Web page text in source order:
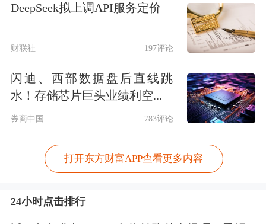
DeepSeek拟上调API服务定价
财联社 197评论
闪迪、西部数据盘后直线跳
水！存储芯片巨头业绩利空...
券商中国 783评论
打开东方财富APP查看更多内容
24小时点击排行